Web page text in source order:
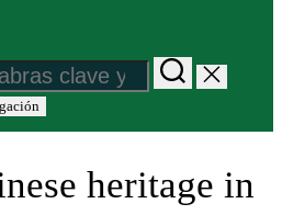
heritage in